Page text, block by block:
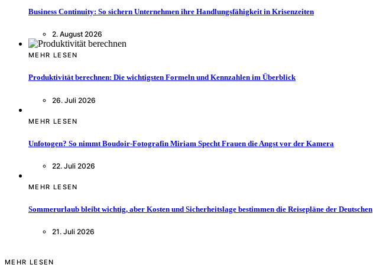
Business Continuity: So sichern Unternehmen ihre Handlungsfähigkeit in Krisenzeiten
2. August 2026
MEHR LESEN
Produktivität berechnen: Die wichtigsten Formeln und Kennzahlen im Überblick
26. Juli 2026
MEHR LESEN
Unfotogen? So nimmt Boudoir-Fotografin Miriam Specht Frauen die Angst vor der Kamera
22. Juli 2026
MEHR LESEN
Sommerurlaub bleibt wichtig, aber Kosten und Sicherheitslage bestimmen die Reisepläne der Deutschen
21. Juli 2026
MEHR LESEN